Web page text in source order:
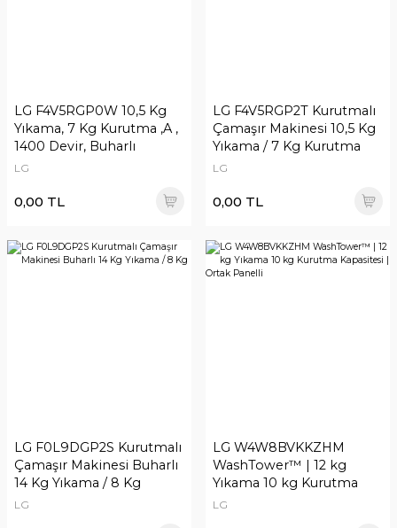
LG F4V5RGP0W 10,5 Kg
Yıkama, 7 Kg Kurutma ,A ,
1400 Devir, Buharlı
LG
0,00 TL
LG F4V5RGP2T Kurutmalı
Çamaşır Makinesi 10,5 Kg
Yıkama / 7 Kg Kurutma
1400 Devir Buharlı
LG
0,00 TL
LG F0L9DGP2S Kurutmalı
Çamaşır Makinesi Buharlı
14 Kg Yıkama / 8 Kg
LG
LG W4W8BVKKZHM
WashTower™ | 12 kg
Yıkama 10 kg Kurutma
Kapasitesi | Ortak Panelli
LG